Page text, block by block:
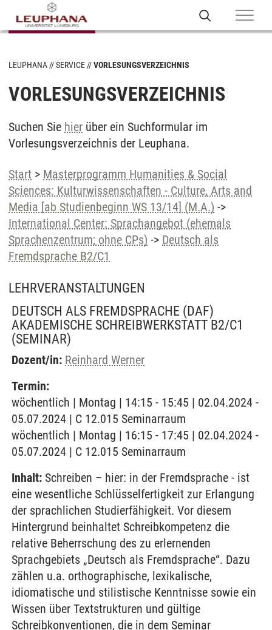
LEUPHANA SERVICE VORLESUNGSVERZEICHNIS
VORLESUNGSVERZEICHNIS
Suchen Sie hier über ein Suchformular im
Vorlesungsverzeichnis der Leuphana.
Start > Masterprogramm Humanities & Social
Sciences: Kulturwissenschaften - Culture, Arts and
Media [ab Studienbeginn WS 13/14] (M.A.) ->
International Center: Sprachangebot (ehemals
Sprachenzentrum; ohne CPs) -> Deutsch als
Fremdsprache B2/C1
LEHRVERANSTALTUNGEN
DEUTSCH ALS FREMDSPRACHE (DAF)
AKADEMISCHE SCHREIBWERKSTATT B2/C1
(SEMINAR)
Dozent/in: Reinhard Werner
Termin:
wöchentlich | Montag | 14:15 - 15:45 | 02.04.2024 -
05.07.2024 | C 12.015 Seminarraum
wöchentlich | Montag | 16:15 - 17:45 | 02.04.2024 -
05.07.2024 | C 12.015 Seminarraum
Inhalt: Schreiben – hier: in der Fremdsprache - ist
eine wesentliche Schlüsselfertigkeit zur Erlangung
der sprachlichen Studierfähigkeit. Vor diesem
Hintergrund beinhaltet Schreibkompetenz die
relative Beherrschung des zu erlernenden
Sprachgebiets „Deutsch als Fremdsprache“. Dazu
zählen u.a. orthographische, lexikalische,
idiomatische und stilistische Kenntnisse sowie ein
Wissen über Textstrukturen und gültige
Schreibkonventionen, die in dem Seminar